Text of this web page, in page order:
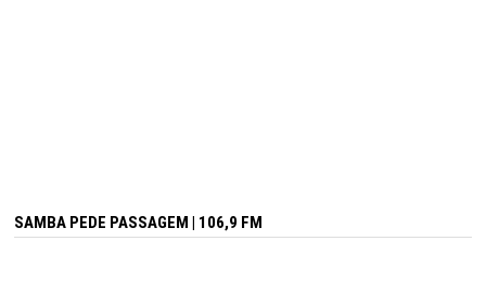
SAMBA PEDE PASSAGEM | 106,9 FM